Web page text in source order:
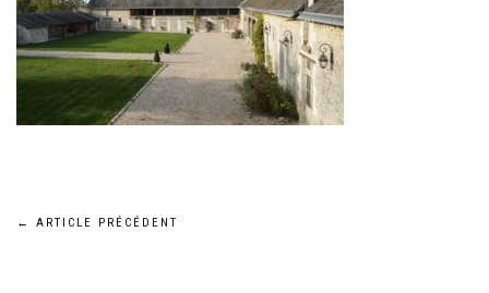
Navigation
← ARTICLE PRÉCÉDENT